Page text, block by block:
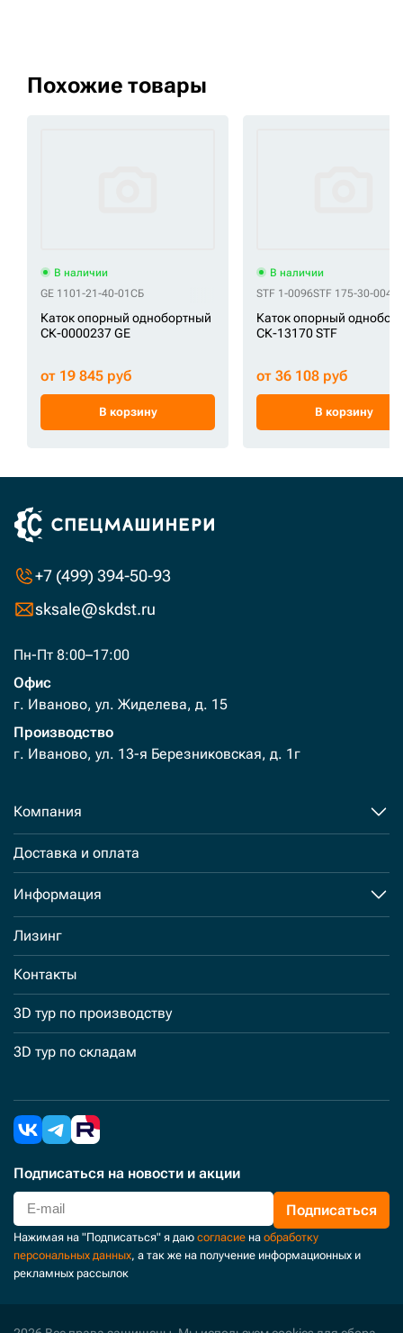
Похожие товары
В наличии
GE 1101-21-40-01СБ
Каток опорный однобортный
СК-0000237 GE
от 19 845 руб
В корзину
В наличии
STF 1-0096STF 175-30-
Каток опорный
СК-13170 STF
от 36 108 руб
В корзину
+7 (499) 394-50-93
sksale@skdst.ru
Пн-Пт 8:00–17:00
Офис
г. Иваново, ул. Жиделева, д. 15
Производство
г. Иваново, ул. 13-я Березниковская, д. 1г
Компания
Доставка и оплата
Информация
Лизинг
Контакты
3D тур по производству
3D тур по складам
Подписаться на новости и акции
Подписаться
Нажимая на "Подписаться" я даю согласие на обработку
персональных данных, а так же на получение информационных и
рекламных рассылок